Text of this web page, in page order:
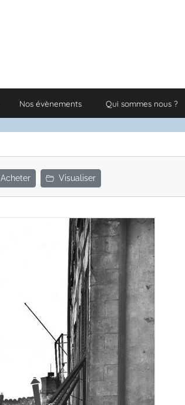
Nos évènements Qui sommes nous ?
Acheter Visualiser